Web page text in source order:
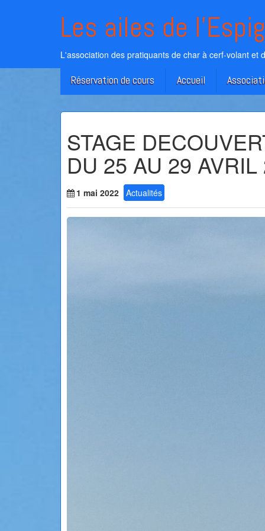
Les ailes de
L'association des pratiquants de char à cerf-volant et
Réservation de cours Accueil
STAGE
DU 25 AU 29 AVRIL
1 mai 2022 Actualités